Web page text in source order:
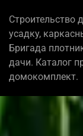
Строительство
усадку,
Бригада
дачи. Каталог
домокомплект.